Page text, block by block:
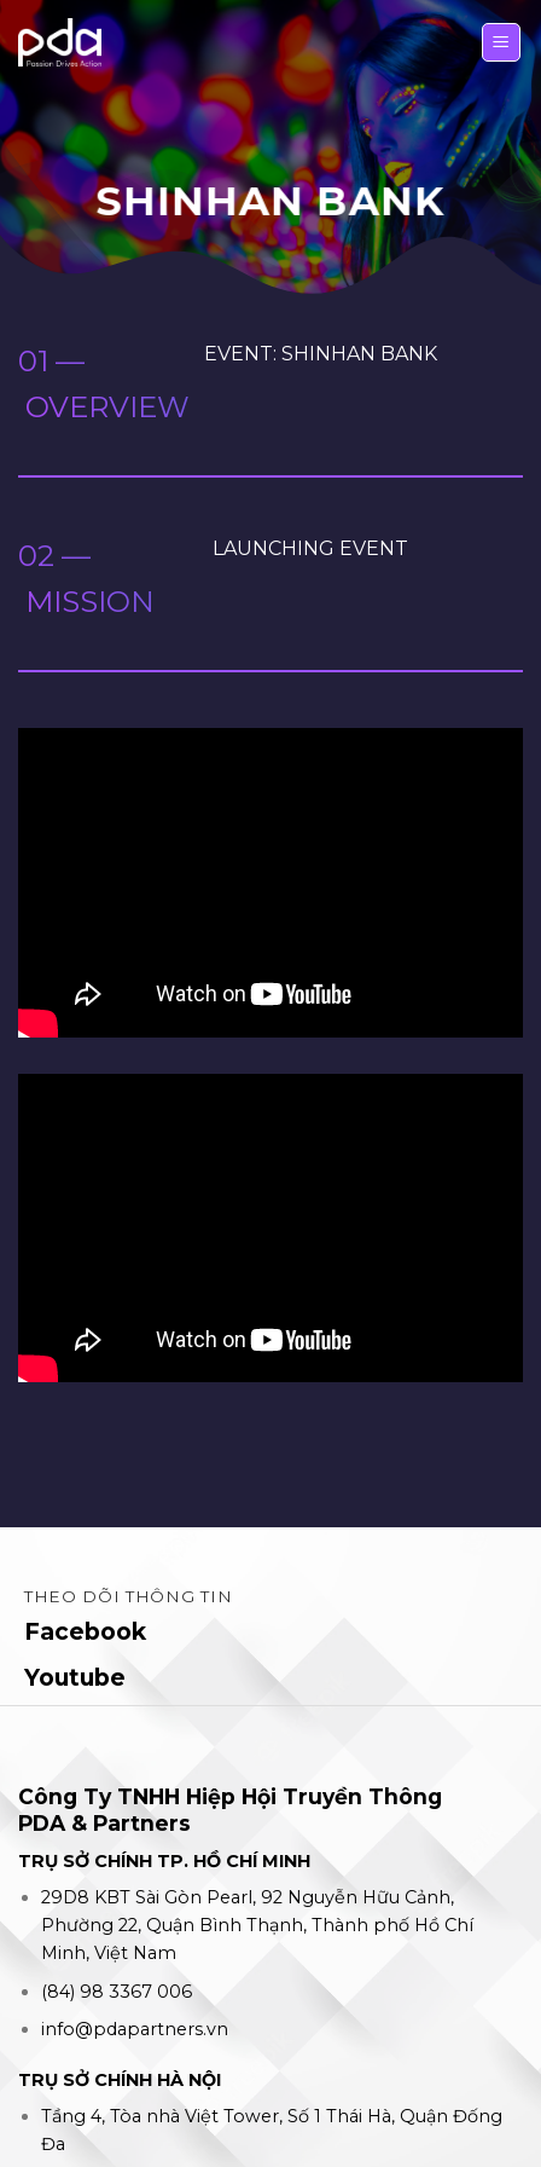
Skip
to
content
SHINHAN BANK
01 —
OVERVIEW
EVENT: SHINHAN BANK
02 —
MISSION
LAUNCHING EVENT
THEO DÕI THÔNG TIN
Facebook
Youtube
Công Ty TNHH Hiệp Hội Truyền Thông
PDA & Partners
TRỤ SỞ CHÍNH TP. HỒ CHÍ MINH
29D8 KBT Sài Gòn Pearl, 92 Nguyễn Hữu Cảnh,
Phường 22, Quận Bình Thạnh, Thành phố Hồ Chí
Minh, Việt Nam
(84) 98 3367 006
info@pdapartners.vn
TRỤ SỞ CHÍNH HÀ NỘI
Tầng 4, Tòa nhà Việt Tower, Số 1 Thái Hà, Quận Đống
Đa